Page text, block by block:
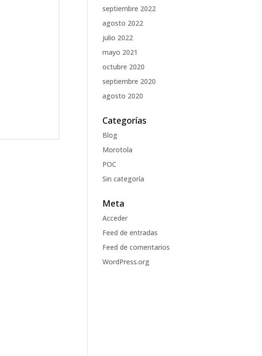
septiembre 2022
agosto 2022
julio 2022
mayo 2021
octubre 2020
septiembre 2020
agosto 2020
Categorías
Blog
Morotola
POC
Sin categoría
Meta
Acceder
Feed de entradas
Feed de comentarios
WordPress.org